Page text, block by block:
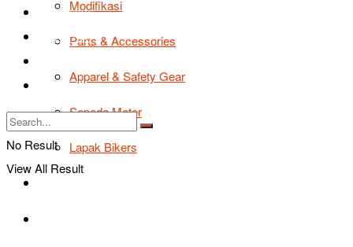
Modifikasi
Parts & Accessories
Apparel & Safety Gear
Sepeda Motor
Lapak Bikers
Road Safety
TIPS & TRIK
Tentang Kami
No Result
View All Result